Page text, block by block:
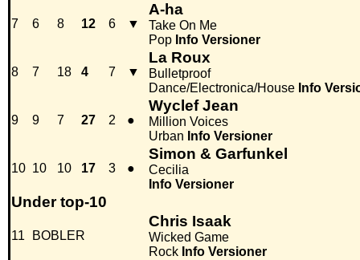
7 6 8 12 6 ▼
A-ha
Take On Me
Pop Info Versioner
8 7 18 4 7 ▼
La Roux
Bulletproof
Dance/Electronica/House Info
9 9 7 27 2 ●
Wyclef Jean
Million Voices
Urban Info Versioner
10 10 10 17 3 ●
Simon & Garfunkel
Cecilia
Info Versioner
Under top-10
11 BOBLER
Chris Isaak
Wicked Game
Rock Info Versioner